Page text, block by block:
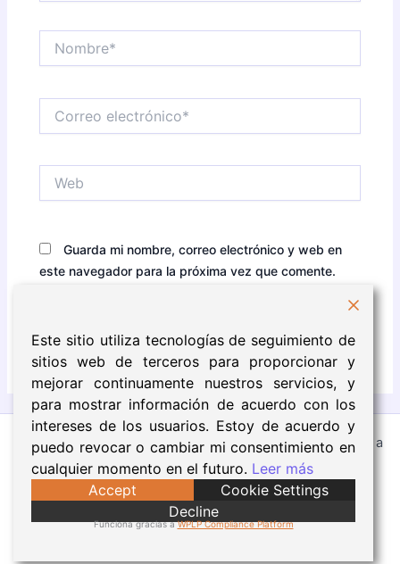
electrónico*
Guarda mi nombre, correo electrónico y web en
este navegador para la próxima vez que comente.
Todos los derechos © 2026 Eva Núñez | Funciona gracias a
Tema Astra para WordPress
Aviso Legal
Política de Cookies
Este sitio utiliza tecnologías de seguimiento de
sitios web de terceros para proporcionar y
mejorar continuamente nuestros servicios, y
para mostrar información de acuerdo con los
intereses de los usuarios. Estoy de acuerdo y
puedo revocar o cambiar mi consentimiento en
cualquier momento en el futuro. Leer más
Accept
Cookie Settings
Decline
Funciona gracias aWPLP Compliance Platform